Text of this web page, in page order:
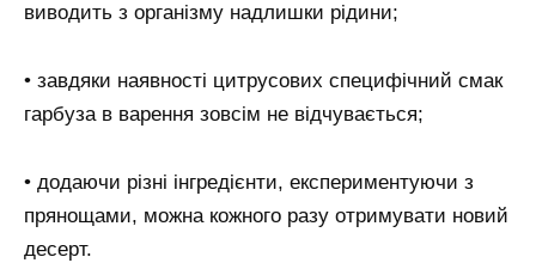
виводить з організму надлишки рідини;
• завдяки наявності цитрусових специфічний смак
гарбуза в варення зовсім не відчувається;
• додаючи різні інгредієнти, експериментуючи з
прянощами, можна кожного разу отримувати новий
десерт.